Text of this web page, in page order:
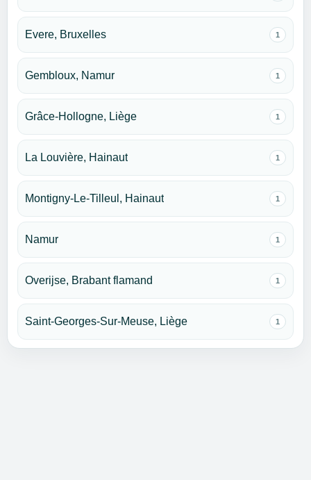
Evere, Bruxelles 1
Gembloux, Namur 1
Grâce-Hollogne, Liège 1
La Louvière, Hainaut 1
Montigny-Le-Tilleul, Hainaut 1
Namur 1
Overijse, Brabant flamand 1
Saint-Georges-Sur-Meuse, Liège 1